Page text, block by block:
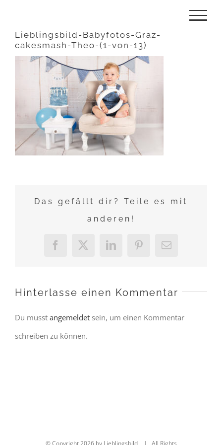
springen
Lieblingsbild-Babyfotos-Graz-
cakesmash-Theo-(1-von-13)
Das gefällt dir? Teile es mit
anderen!
Facebook
X LinkedInPinterest
E-
Hinterlasse einen Kommentar
Du musst angemeldet sein, um einen Kommentar
schreiben zu können.
© Copyright 2026 by Lieblingsbild | All Rights